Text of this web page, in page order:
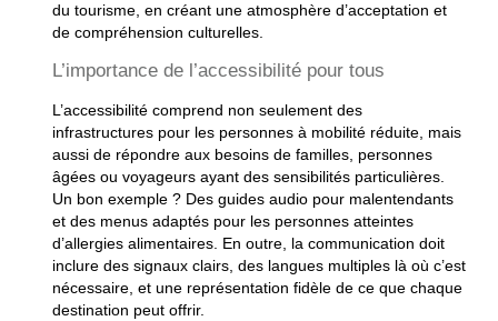
du tourisme, en créant une atmosphère d’acceptation et
de compréhension culturelles.
L’importance de l’accessibilité pour tous
L’accessibilité comprend non seulement des
infrastructures pour les personnes à mobilité réduite, mais
aussi de répondre aux besoins de familles, personnes
âgées ou voyageurs ayant des sensibilités particulières.
Un bon exemple ? Des guides audio pour malentendants
et des menus adaptés pour les personnes atteintes
d’allergies alimentaires. En outre, la communication doit
inclure des signaux clairs, des langues multiples là où c’est
nécessaire, et une représentation fidèle de ce que chaque
destination peut offrir.